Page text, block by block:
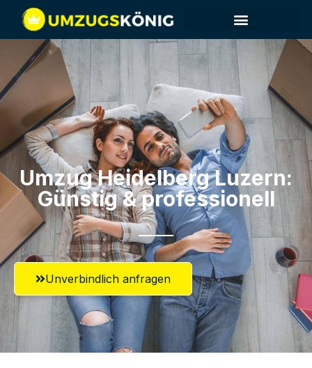
Umzug Heidelberg​ Luzern:
Günstig & professionell​
Unverbindlich anfragen